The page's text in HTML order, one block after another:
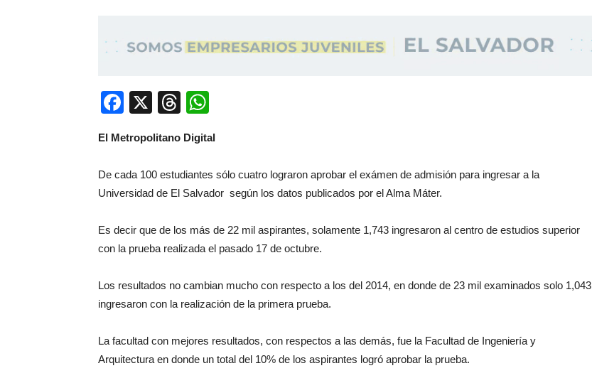
Facebook
X Threads
El Metropolitano Digital
De cada 100 estudiantes sólo cuatro lograron aprobar el exámen de admisión para ingresar a la
Universidad de El Salvador según los datos publicados por el Alma Máter.
Es decir que de los más de 22 mil aspirantes, solamente 1,743 ingresaron al centro de estudios superior
con la prueba realizada el pasado 17 de octubre.
Los resultados no cambian mucho con respecto a los del 2014, en donde de 23 mil examinados solo 1,043
ingresaron con la realización de la primera prueba.
La facultad con mejores resultados, con respectos a las demás, fue la Facultad de Ingeniería y
Arquitectura en donde un total del 10% de los aspirantes logró aprobar la prueba.